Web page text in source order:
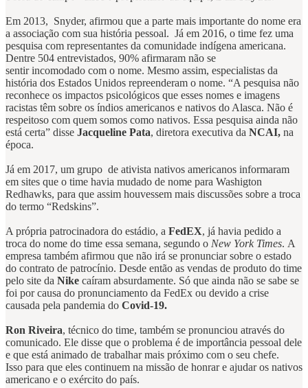
Em 2013, Snyder, afirmou que a parte mais importante do nome era
a associação com sua história pessoal. Já em 2016, o time fez uma
pesquisa com representantes da comunidade indígena americana.
Dentre 504 entrevistados, 90% afirmaram não se
sentir incomodado com o nome. Mesmo assim, especialistas da
história dos Estados Unidos repreenderam o nome. “A pesquisa não
reconhece os impactos psicológicos que esses nomes e imagens
racistas têm sobre os índios americanos e nativos do Alasca. Não é
respeitoso com quem somos como nativos. Essa pesquisa ainda não
está certa” disse Jacqueline Pata, diretora executiva da NCAI, na
época.
Já em 2017, um grupo de ativista nativos americanos informaram
em sites que o time havia mudado de nome para Washigton
Redhawks, para que assim houvessem mais discussões sobre a troca
do termo “Redskins”.
A própria patrocinadora do estádio, a FedEX, já havia pedido a
troca do nome do time essa semana, segundo o New York Times. A
empresa também afirmou que não irá se pronunciar sobre o estado
do contrato de patrocínio. Desde então as vendas de produto do time
pelo site da Nike caíram absurdamente. Só que ainda não se sabe se
foi por causa do pronunciamento da FedEx ou devido a crise
causada pela pandemia do Covid-19.
Ron Riveira, técnico do time, também se pronunciou através do
comunicado. Ele disse que o problema é de importância pessoal dele
e que está animado de trabalhar mais próximo com o seu chefe.
Isso para que eles continuem na missão de honrar e ajudar os nativos
americano e o exército do país.